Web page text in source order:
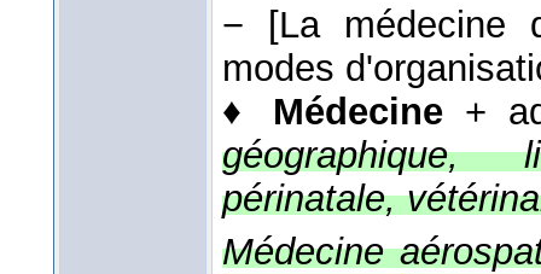
−
[La médecine
modes
♦ Médecine +
géographique,
périnatale,
Médecine